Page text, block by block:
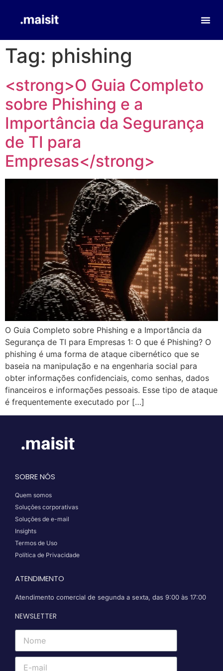
Tag: phishing
<strong>O Guia Completo
sobre Phishing e a
Importância da Segurança
de TI para
Empresas</strong>
O Guia Completo sobre Phishing e a Importância da
Segurança de TI para Empresas 1: O que é Phishing? O
phishing é uma forma de ataque cibernético que se
baseia na manipulação e na engenharia social para
obter informações confidenciais, como senhas, dados
financeiros e informações pessoais. Esse tipo de ataque
é frequentemente executado por […]
SOBRE NÓS
Quem somos
Soluções corporativas
Soluções de e-mail
Insights
Termos de Uso
Política de Privacidade
ATENDIMENTO
Atendimento comercial de segunda a sexta, das 9:00 às 17:00
NEWSLETTER